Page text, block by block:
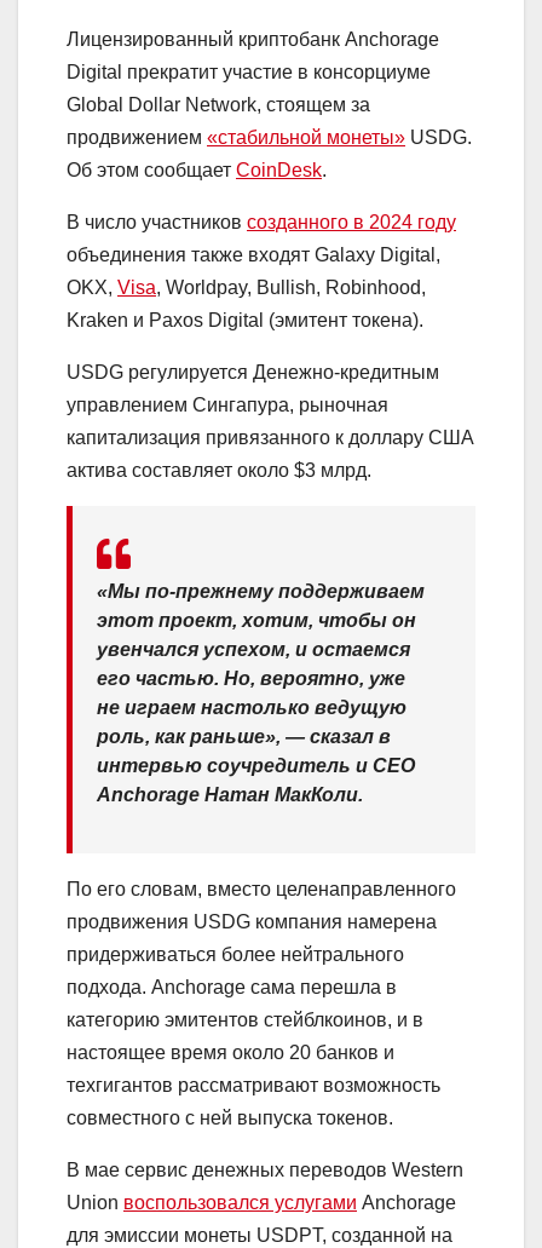
Лицензированный криптобанк Anchorage
Digital прекратит участие в консорциуме
Global Dollar Network, стоящем за
продвижением «стабильной монеты» USDG.
Об этом сообщает CoinDesk.
В число участников созданного в 2024 году
объединения также входят Galaxy Digital,
OKX, Visa, Worldpay, Bullish, Robinhood,
Kraken и Paxos Digital (эмитент токена).
USDG регулируется Денежно-кредитным
управлением Сингапура, рыночная
капитализация привязанного к доллару США
актива составляет около $3 млрд.
«Мы по-прежнему поддерживаем
этот проект, хотим, чтобы он
увенчался успехом, и остаемся
его частью. Но, вероятно, уже
не играем настолько ведущую
роль, как раньше», — сказал в
интервью соучредитель и CEO
Anchorage Натан МакКоли.
По его словам, вместо целенаправленного
продвижения USDG компания намерена
придерживаться более нейтрального
подхода. Anchorage сама перешла в
категорию эмитентов стейблкоинов, и в
настоящее время около 20 банков и
техгигантов рассматривают возможность
совместного с ней выпуска токенов.
В мае сервис денежных переводов Western
Union воспользовался услугами Anchorage
для эмиссии монеты USDPT, созданной на